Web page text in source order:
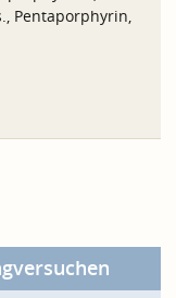
Pentaporphyrin,